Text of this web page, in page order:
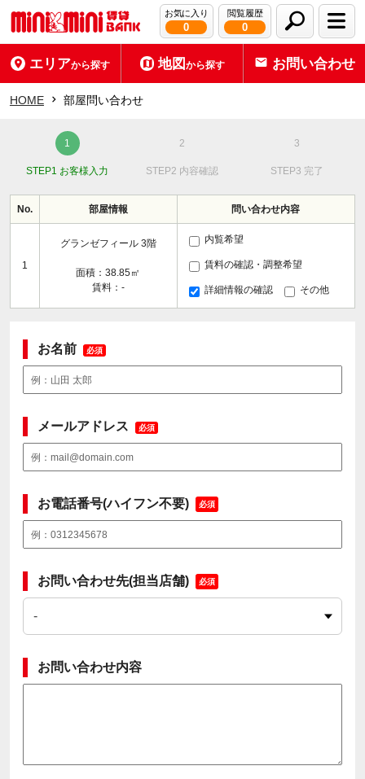
お気に入り
0
閲覧履歴
0
エリアから探す 地図から探す お問い合わせ
HOME 部屋問い合わせ
STEP1 お客様入力 STEP2 内容確認 STEP3 完了
No. 部屋情報 問い合わせ内容
1
グランゼフィール 3階
面積：38.85㎡
賃料：-
内覧希望
賃料の確認・調整希望
詳細情報の確認 その他
お名前 必須
メールアドレス 必須
お電話番号(ハイフン不要) 必須
お問い合わせ先(担当店舗) 必須
お問い合わせ内容